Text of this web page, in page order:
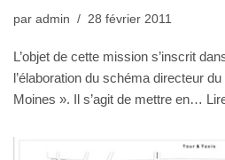
par admin 28 février 2011
L’objet de cette mission s’inscrit
l’élaboration du schéma directeur
Moines ». Il s’agit de mettre en…